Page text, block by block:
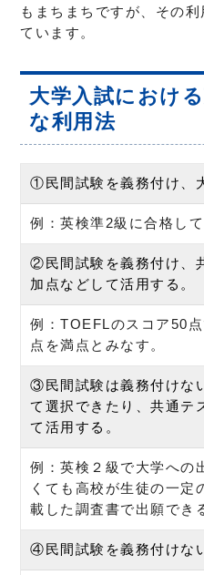
もまちまちですが、その
ています。
大学入試におけ
な利用法
①民間試験を義務付け、
例：英検準2級に合格し
②民間試験を義務付け、
加点などして活用する。
例：TOEFLのスコア50
点を満点とみなす。
③民間試験は義務付けな
て選択できたり、共通テ
て活用する。
例：英検２級で大学への
くても高校が生徒の一定
載した調査書で出願でき
④民間試験を義務付けな